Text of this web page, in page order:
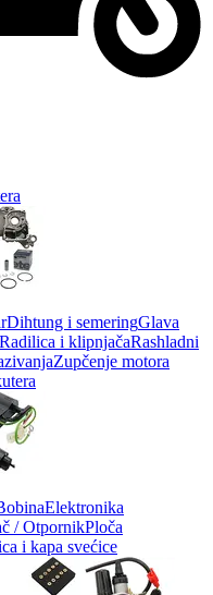
Dihtung i semeringGlava
Radilica i klipnjačaRashladni
Zupčenje motora
Elektronika
/ OtpornikPloča
i kapa svećice